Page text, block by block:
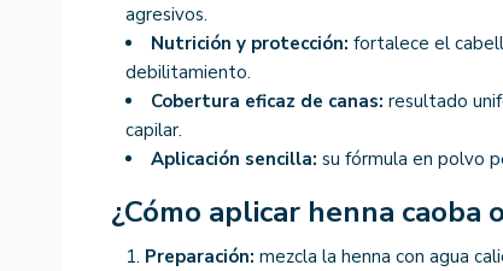
agresivos.
Nutrición y protección: fortalece el
debilitamiento.
Cobertura eficaz de canas: resultado
capilar.
Aplicación sencilla: su fórmula en polvo
¿Cómo aplicar henna caoba
Preparación: mezcla la henna con agua